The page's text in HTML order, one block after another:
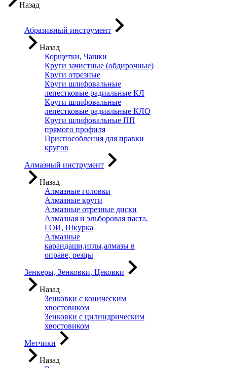
Назад
Абразивный инструмент
Назад
Корщетки, Чашки
Круги зачистные (обдирочные)
Круги отрезные
Круги шлифовальные
лепестковые радиальные КЛ
Круги шлифовальные
лепестковые радиальные КЛО
Круги шлифовальные ПП
прямого профиля
Приспособления для правки
кругов
Алмазный инструмент
Назад
Алмазные головки
Алмазные круги
Алмазные отрезные диски
Алмазная и эльборовая паста,
ГОИ, Шкурка
Алмазные
карандаши,иглы,алмазы в
оправе, резцы
Зенкеры, Зенковки, Цековки
Назад
Зенковки с коническим
хвостовиком
Зенковки с цилиндрическим
хвостовиком
Метчики
Назад